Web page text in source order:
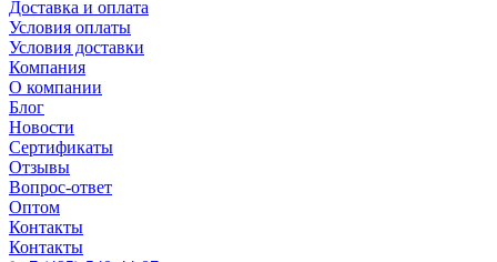
Доставка и оплата
Условия оплаты
Условия доставки
Компания
О компании
Блог
Новости
Сертификаты
Отзывы
Вопрос-ответ
Оптом
Контакты
Контакты